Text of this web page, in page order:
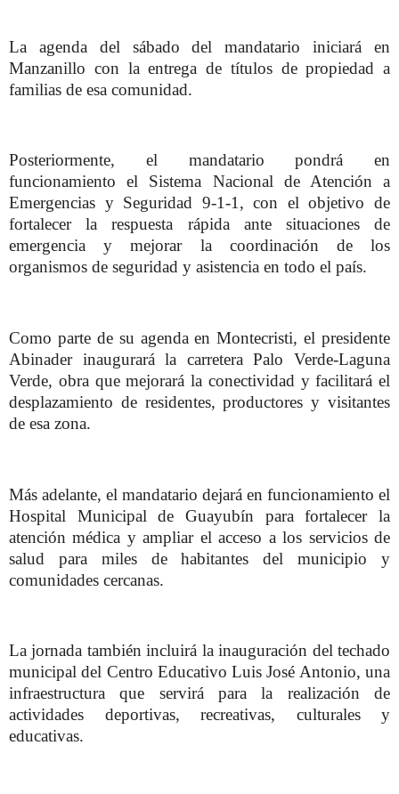
La agenda del sábado del mandatario iniciará en
Manzanillo con la entrega de títulos de propiedad a
familias de esa comunidad.
Posteriormente, el mandatario pondrá en
funcionamiento el Sistema Nacional de Atención a
Emergencias y Seguridad 9-1-1, con el objetivo de
fortalecer la respuesta rápida ante situaciones de
emergencia y mejorar la coordinación de los
organismos de seguridad y asistencia en todo el país.
Como parte de su agenda en Montecristi, el presidente
Abinader inaugurará la carretera Palo Verde-Laguna
Verde, obra que mejorará la conectividad y facilitará el
desplazamiento de residentes, productores y visitantes
de esa zona.
Más adelante, el mandatario dejará en funcionamiento el
Hospital Municipal de Guayubín para fortalecer la
atención médica y ampliar el acceso a los servicios de
salud para miles de habitantes del municipio y
comunidades cercanas.
La jornada también incluirá la inauguración del techado
municipal del Centro Educativo Luis José Antonio, una
infraestructura que servirá para la realización de
actividades deportivas, recreativas, culturales y
educativas.